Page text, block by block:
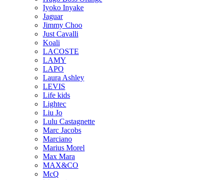
Iyoko Inyake
Jaguar
Jimmy Choo
Just Cavalli
Koali
LACOSTE
LAMY
LAPO
Laura Ashley
LEVIS
Life kids
Lightec
Liu Jo
Lulu Castagnette
Marc Jacobs
Marciano
Marius Morel
Max Mara
MAX&CO
McQ